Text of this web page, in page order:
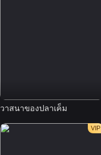
วาสนาของปลาเค็ม
VIP